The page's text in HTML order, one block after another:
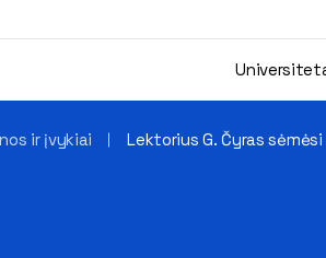
ir įvykiai Lektorius G. Čyras